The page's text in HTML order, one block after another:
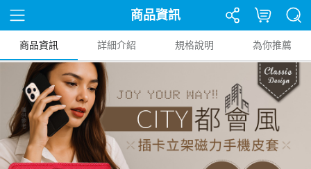
商品資訊
商品資訊 詳細介紹 規格說明 為你推薦